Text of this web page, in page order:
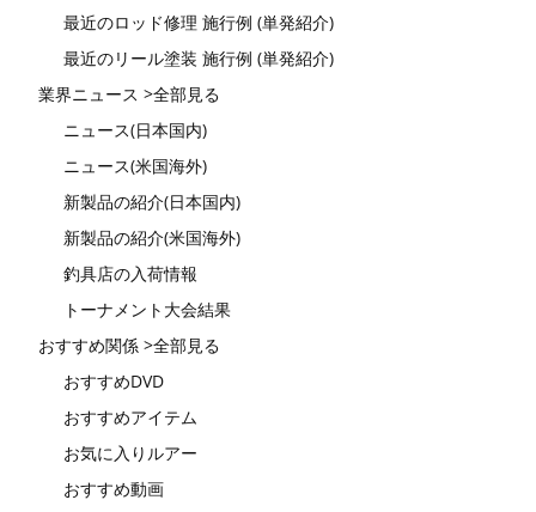
最近のロッド修理 施行例 (単発紹介)
最近のリール塗装 施行例 (単発紹介)
業界ニュース >全部見る
ニュース(日本国内)
ニュース(米国海外)
新製品の紹介(日本国内)
新製品の紹介(米国海外)
釣具店の入荷情報
トーナメント大会結果
おすすめ関係 >全部見る
おすすめDVD
おすすめアイテム
お気に入りルアー
おすすめ動画